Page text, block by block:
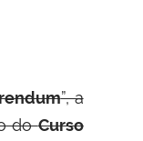
”, a
doCurso